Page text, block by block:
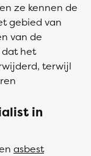
ze kennen de
gebied van
van de
dat het
terwijl
in
asbest